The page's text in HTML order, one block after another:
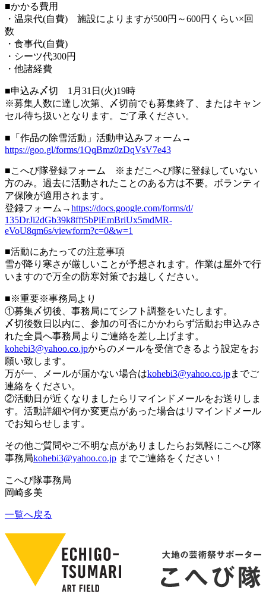
■かかる費用
・温泉代(自費) 施設によりますが500円～600円くらい×回
数
・食事代(自費)
・シーツ代300円
・他諸経費
■申込み〆切 1月31日(火)19時
※募集人数に達し次第、〆切前でも募集終了、
またはキャン
セル待ち扱いとなります。ご了承ください。
■「作品の除雪活動」活動申込みフォーム→
https://goo.gl/forms/1QqBmz0zDqVsV7e43
■こへび隊登録フォーム ※まだこへび隊に登録していない
方のみ。 過去に活動されたことのある方は不要。 ボランティ
ア保険が適用されます。
登録フォーム→https://docs.google.com/forms/d/
135DrJi2dGb39k8fft5bPiEmBriUx5mdMR-
eVoU8qm6s/viewform?c=0&w=1
■活動にあたっての注意事項
雪が降り寒さが厳しいことが予想されます。 作業は屋外で行
いますので万全の防寒対策でお越しください。
■※重要※事務局より
①募集〆切後、事務局にてシフト調整をいたします。
〆切後数日以内に、 参加の可否にかかわらず活動お申込みさ
れた全員へ事務局よりご連絡を差し上げます。
kohebi3@yahoo.co.jpからのメールを受信でき るよう設定をお
願い致します。
万が一、メールが届かない場合はkohebi3@yahoo.co.jpまでご
連絡をください。
②活動日が近くなりましたらリマインドメールをお送りしま
す。 活動詳細や何か変更点があった場合はリマインドメール
でお知らせします。
その他ご質問やご不明な点がありましたらお気軽にこへび隊
事務局kohebi3@yahoo.co.jp までご連絡をください！
こへび隊事務局
岡崎多美
一覧へ戻る